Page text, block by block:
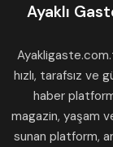
Ayaklı
hızlı, tarafsız ve
haber
magazin, yaşam
sunan platform,